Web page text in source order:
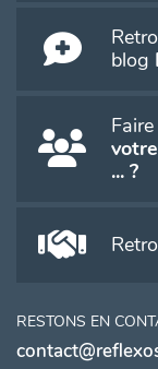
blog
... ?
RESTONS EN